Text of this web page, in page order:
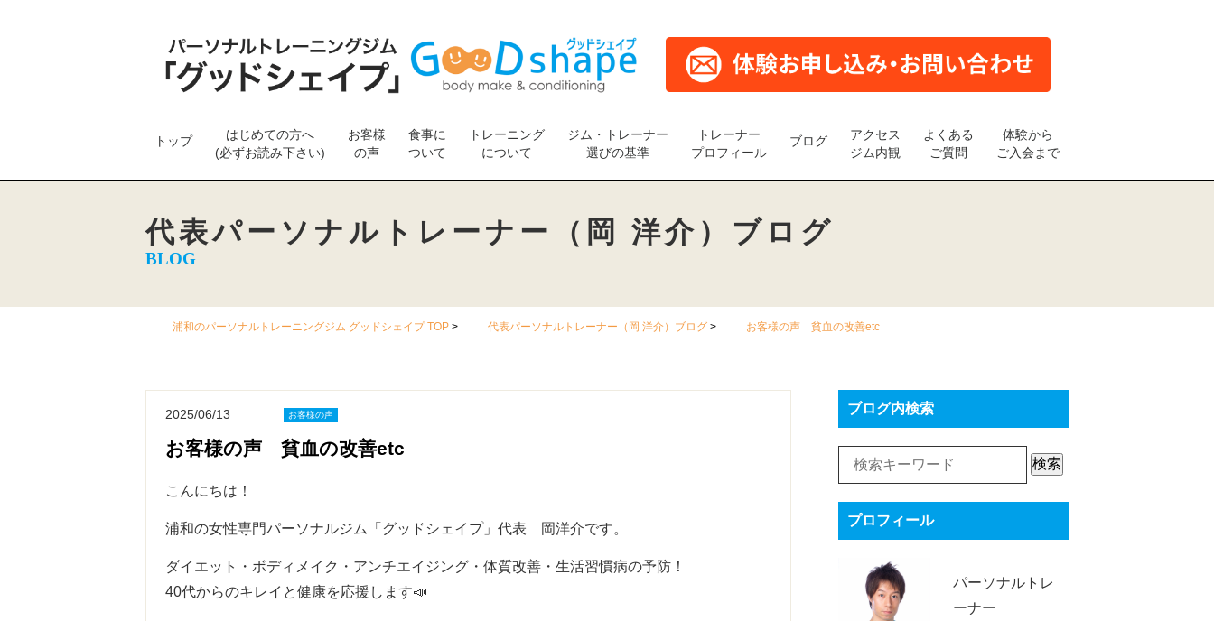
トップ
はじめての方へ
(必ずお読み下さい)
お客様
の声
食事に
ついて
トレーニング
について
ジム・トレーナー
選びの基準
トレーナー
プロフィール
ブログ
アクセス
ジム内観
よくある
ご質問
体験から
ご入会まで
代表パーソナルトレーナー （岡 洋介）ブログ
BLOG
浦和のパーソナルトレーニングジム グッドシェイプ TOP 代表パーソナルトレーナー（岡 洋介）ブログ お客様の声 貧血の改善etc
2025/06/13 お客様の声
お客様の声 貧血の改善etc
こんにちは！
浦和の女性専門パーソナルジム「グッドシェイプ」代表 岡洋介です。
ダイエット・ボディメイク・アンチエイジング・体質改善・生活習慣病の予防！
40代からのキレイと健康を応援します📣
ブログ内検索
検索
プロフィール
パーソナルトレ
ーナー